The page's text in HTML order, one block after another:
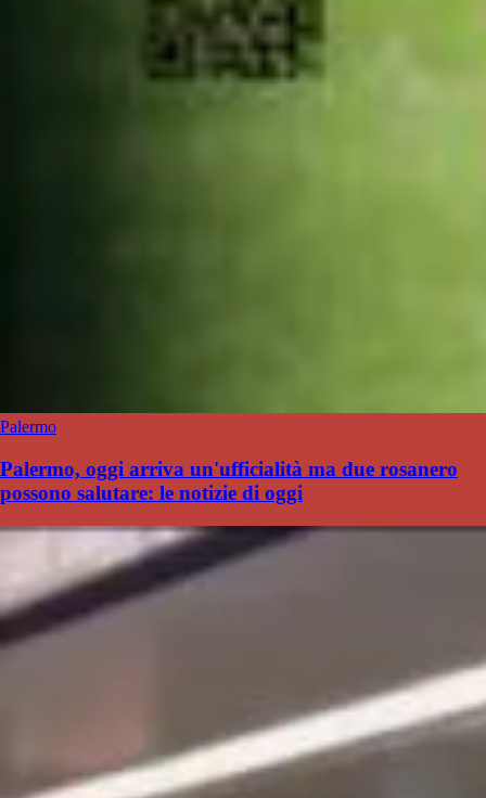
Palermo
Palermo, oggi arriva un'ufficialità ma due rosanero
possono salutare: le notizie di oggi